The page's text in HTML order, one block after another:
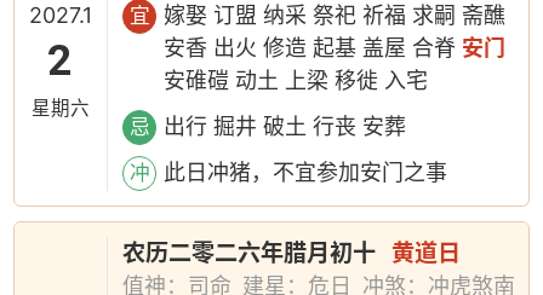
2027.1
2
星期六
宜
嫁娶 订盟 纳采 祭祀 祈福 求嗣 斋醮
安香 出火 修造 起基 盖屋 合脊 安门
安碓磑 动土 上梁 移徙 入宅
忌 出行 掘井 破土 行丧 安葬
冲 此日冲猪，不宜参加安门之事
农历二零二六年腊月初十 黄道日
值神：司命 建星：危日 冲煞：冲虎煞南